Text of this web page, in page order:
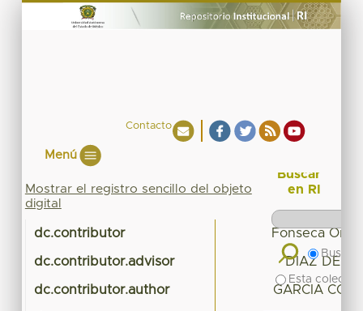
Contacto
Menú
Mostrar el registro sencillo del objeto
digital
dc.contributor Fonseca
dc.contributor.advisor DIAZ
dc.contributor.author GARCIA
Buscar
en RI
Buscar
Esta